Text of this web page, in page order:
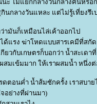
ะ ไม่แยกกลางวันกลางคืนหรอก
นกลางวันแหละ แต่ไม่รู้เที่ยงรึเ
ามันก็เหมือนไล่เค้าออกไป
แรง ฆ่าโหดแบบสารเคมีที่สกัด
ยวกับเกษตรก็บอกว่า น้ำสะเด
สมเข้มมาก ให้เราผสมน้ำ หนึ่ง
ตอนค่ำ น้ำส้มซักครั้ง เราสบาย
อย่างที่ผ่านมา)